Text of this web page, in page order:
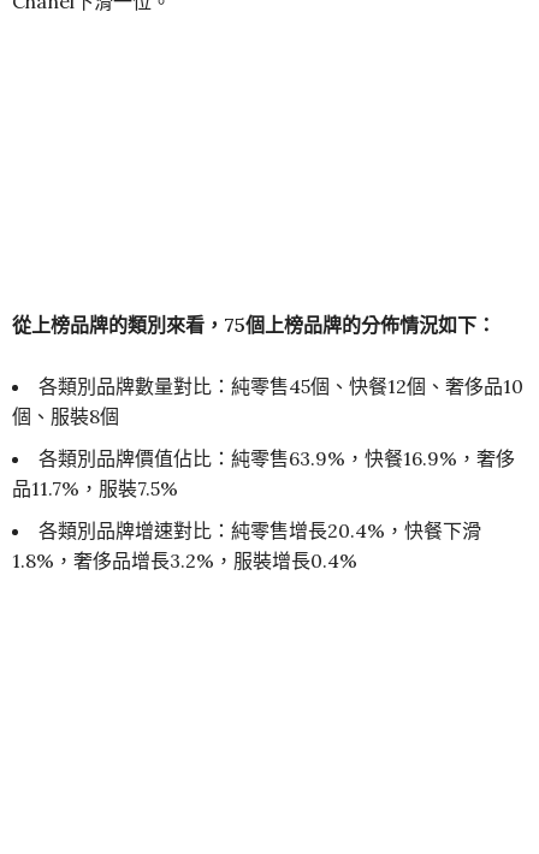
從上榜品牌的類別來看，75個上榜品牌的分佈情況如下：
各類別品牌數量對比：純零售45個、快餐12個、奢侈品10
個、服裝8個
各類別品牌價值佔比：純零售63.9%，快餐16.9%，奢侈
品11.7%，服裝7.5%
各類別品牌增速對比：純零售增長20.4%，快餐下滑
1.8%，奢侈品增長3.2%，服裝增長0.4%